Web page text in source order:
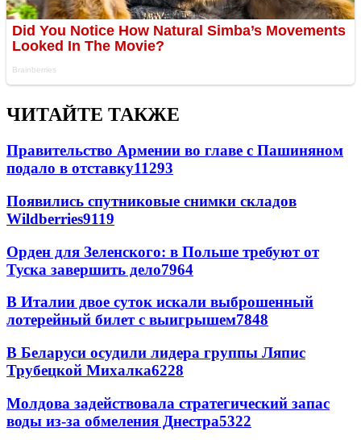
ЧИТАЙТЕ ТАКЖЕ
Правительство Армении во главе с Пашиняном
подало в отставку11293
Появились спутниковые снимки складов
Wildberries9119
Орден для Зеленского: в Польше требуют от
Туска завершить дело7964
В Италии двое суток искали выброшенный
лотерейный билет с выигрышем7848
В Беларуси осудили лидера группы Ляпис
Трубецкой Михалка6228
Молдова задействовала стратегический запас
воды из-за обмеления Днестра5322